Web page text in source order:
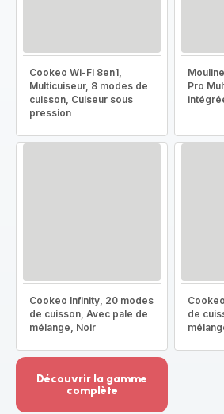
Cookeo Wi-Fi 8en1,
Multicuiseur, 8 modes de
cuisson, Cuiseur sous
pression
Pro
Cookeo Infinity, 20 modes
de cuisson, Avec pale de
mélange, Noir
de
Découvrir la gamme
complète